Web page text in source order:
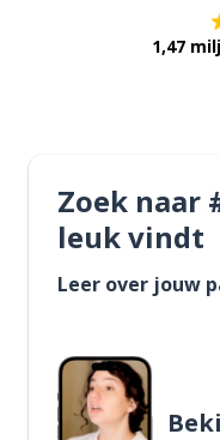
1,47
Zoek naar
leuk vindt
Leer over jouw